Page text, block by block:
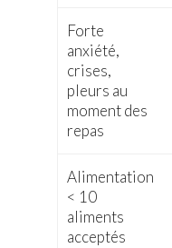
Forte
anxiété,
crises,
pleurs au
moment des
repas
Alimentation
< 10
aliments
acceptés